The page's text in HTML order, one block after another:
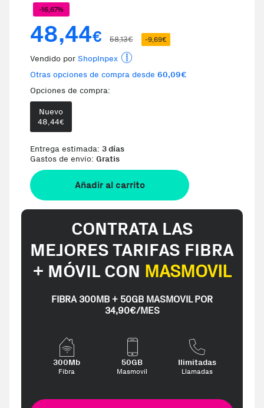
-16,67%
48,44€ 58,13€ -9,69€
Vendido por ShopInpex
Otras opciones de compra desde 60,09€
Opciones de compra:
Nuevo
48,44€
Entrega estimada: 3 días
Gastos de envio: Gratis
Añadir al carrito
CONTRATA LAS
MEJORES TARIFAS FIBRA
+ MÓVIL CON MASMOVIL
FIBRA 300MB + 50GB MASMOVIL POR
34,90€/MES
300Mb
Fibra
50GB
Masmovil
Ilimitadas
Llamadas